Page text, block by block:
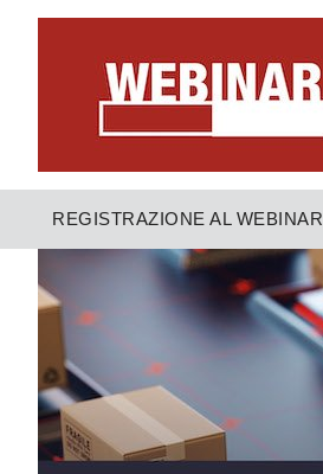
REGISTRAZIONE AL WEBINAR